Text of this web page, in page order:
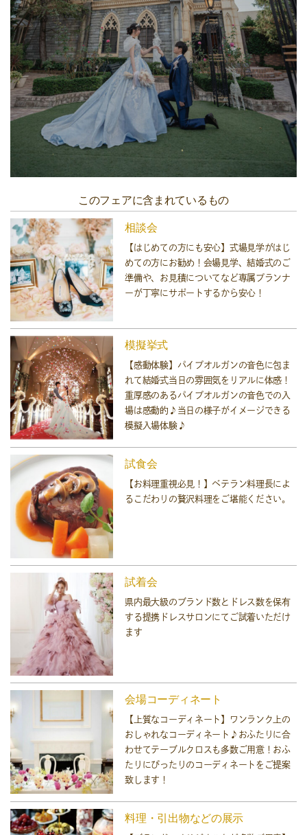
このフェアに含まれているもの
相談会
【はじめての方にも安心】式場見学がはじ
めての方にお勧め！会場見学、結婚式のご
準備や、お見積についてなど専属プランナ
ーが丁寧にサポートするから安心！
模擬挙式
【感動体験】パイプオルガンの音色に包ま
れて結婚式当日の雰囲気をリアルに体感！
重厚感のあるパイプオルガンの音色での入
場は感動的♪当日の様子がイメージできる
模擬入場体験♪
試食会
【お料理重視必見！】ベテラン料理長によ
るこだわりの贅沢料理をご堪能ください。
試着会
県内最大級のブランド数とドレス数を保有
する提携ドレスサロンにてご試着いただけ
ます
会場コーディネート
【上質なコーディネート】ワンランク上の
おしゃれなコーディネート♪おふたりに合
わせてテーブルクロスも多数ご用意！おふ
たりにぴったりのコーディネートをご提案
致します！
料理・引出物などの展示